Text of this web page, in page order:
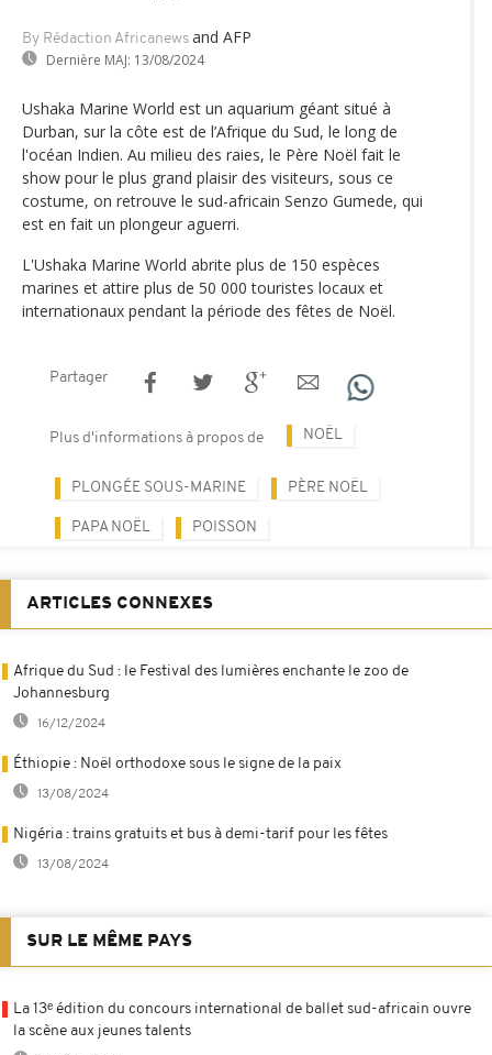
By Rédaction Africanews and AFP
Dernière MAJ: 13/08/2024
Ushaka Marine World est un aquarium géant situé à
Durban, sur la côte est de l’Afrique du Sud, le long de
l'océan Indien. Au milieu des raies, le Père Noël fait le
show pour le plus grand plaisir des visiteurs, sous ce
costume, on retrouve le sud-africain Senzo Gumede, qui
est en fait un plongeur aguerri.
L'Ushaka Marine World abrite plus de 150 espèces
marines et attire plus de 50 000 touristes locaux et
internationaux pendant la période des fêtes de Noël.
Partager
Plus d'informations à propos de NOËL
PLONGÉE SOUS-MARINE PÈRE NOËL
PAPA NOËL POISSON
ARTICLES CONNEXES
Afrique du Sud : le Festival des lumières enchante le zoo de
Johannesburg
16/12/2024
Éthiopie : Noël orthodoxe sous le signe de la paix
13/08/2024
Nigéria : trains gratuits et bus à demi-tarif pour les fêtes
13/08/2024
SUR LE MÊME PAYS
La 13ᵉ édition du concours international de ballet sud-africain ouvre
la scène aux jeunes talents